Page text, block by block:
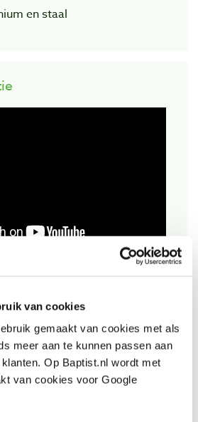
van cookies
gemaakt van cookies met als
meer aan te kunnen passen aan
Op Baptist.nl wordt met
van cookies voor Google
en staal
Quattro Carbon verstelbare
200 mm
32220